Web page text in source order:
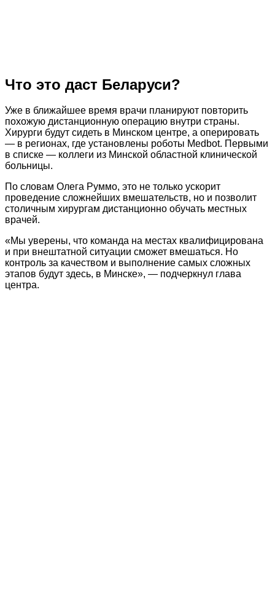
Что это даст Беларуси?
Уже в ближайшее время врачи планируют повторить
похожую дистанционную операцию внутри страны.
Хирурги будут сидеть в Минском центре, а оперировать
— в регионах, где установлены роботы Medbot. Первыми
в списке — коллеги из Минской областной клинической
больницы.
По словам Олега Руммо, это не только ускорит
проведение сложнейших вмешательств, но и позволит
столичным хирургам дистанционно обучать местных
врачей.
«Мы уверены, что команда на местах квалифицирована
и при внештатной ситуации сможет вмешаться. Но
контроль за качеством и выполнение самых сложных
этапов будут здесь, в Минске», — подчеркнул глава
центра.